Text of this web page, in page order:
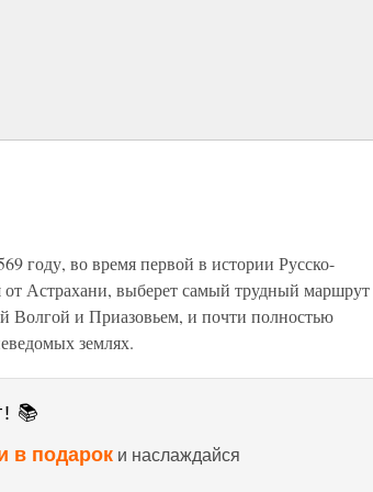
году, во время первой в истории Русско-
от Астрахани, выберет самый трудный маршрут
Волгой и Приазовьем, и почти полностью
землях.
📚
в подарок и наслаждайся